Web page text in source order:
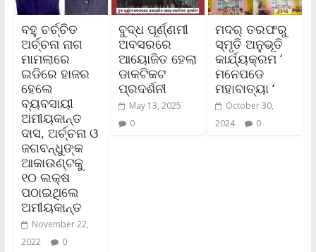
ବହୁ ଚର୍ଚ୍ଚିତ
ଅର୍ଚ୍ଚନା ନାଗ
ମାମଲାରେ
ଇଡିରେ ହାଜର
ହେଲେ
ବ୍ୟବସାୟୀ
ଅମୀୟକାନ୍ତ
ଦାସ, ଅର୍ଚ୍ଚନା ଓ
ଜଗବନ୍ଧୁଙ୍କ
ଆକାଉଣ୍ଟକୁ
୧୦ ଲକ୍ଷ
ପଠାଇଥିଲେ
ଅମୀୟକାନ୍ତ
November 22,
2022
0
ବୁଦ୍ଧ ପୂର୍ଣ୍ଣମୀ
ଅବସରରେ
ଆୟୋଜିତ ହେଲା
ଡାକଟିକଟ
ପ୍ରଦର୍ଶନୀ
May 13, 2025
0
ମଦର୍ ତରଫରୁ
ସ୍ମୃତି ଅନୁଭୂତି
କାର୍ଯ୍ୟକ୍ରମ ‘
ମନେପଡେ
ମହାବାତ୍ୟା ‘
October 30,
2024
0